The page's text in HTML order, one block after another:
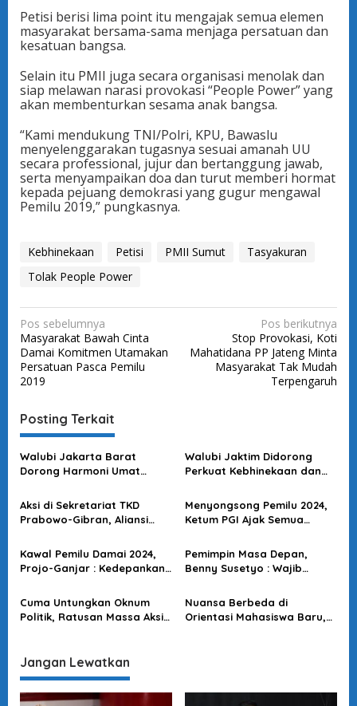
Petisi berisi lima point itu mengajak semua elemen
masyarakat bersama-sama menjaga persatuan dan
kesatuan bangsa.
Selain itu PMII juga secara organisasi menolak dan
siap melawan narasi provokasi “People Power” yang
akan membenturkan sesama anak bangsa.
“Kami mendukung TNI/Polri, KPU, Bawaslu
menyelenggarakan tugasnya sesuai amanah UU
secara professional, jujur dan bertanggung jawab,
serta menyampaikan doa dan turut memberi hormat
kepada pejuang demokrasi yang gugur mengawal
Pemilu 2019,” pungkasnya.
Kebhinekaan Petisi PMII Sumut
Tasyakuran
Tolak People Power
N
a
v
i
g
a
s
i
p
o
s
Pos sebelumnya
Masyarakat Bawah Cinta
Damai Komitmen Utamakan
Persatuan Pasca Pemilu
2019
Pos berikutnya
Stop Provokasi, Koti
Mahatidana PP Jateng Minta
Masyarakat Tak Mudah
Terpengaruh
Posting Terkait
Walubi Jakarta Barat
Dorong Harmoni Umat
Bersinergi dengan
Pemerintah
Walubi Jaktim Didorong
Perkuat Kebhinekaan dan
Beragama
Aksi di Sekretariat TKD
Prabowo-Gibran, Aliansi
Sampaikan 10 Tuntutan
Menyongsong Pemilu 2024,
Ketum PGI Ajak Semua
& Merawat Kebhinekaan
Kawal Pemilu Damai 2024,
Projo-Ganjar : Kedepankan
Kondusif & Harmonis
Pemimpin Masa Depan,
Benny Susetyo : Wajib
Pancasila
Cuma Untungkan Oknum
Politik, Ratusan Massa Aksi
Nuansa Berbeda di
Orientasi Mahasiswa Baru,
Jangan Lewatkan